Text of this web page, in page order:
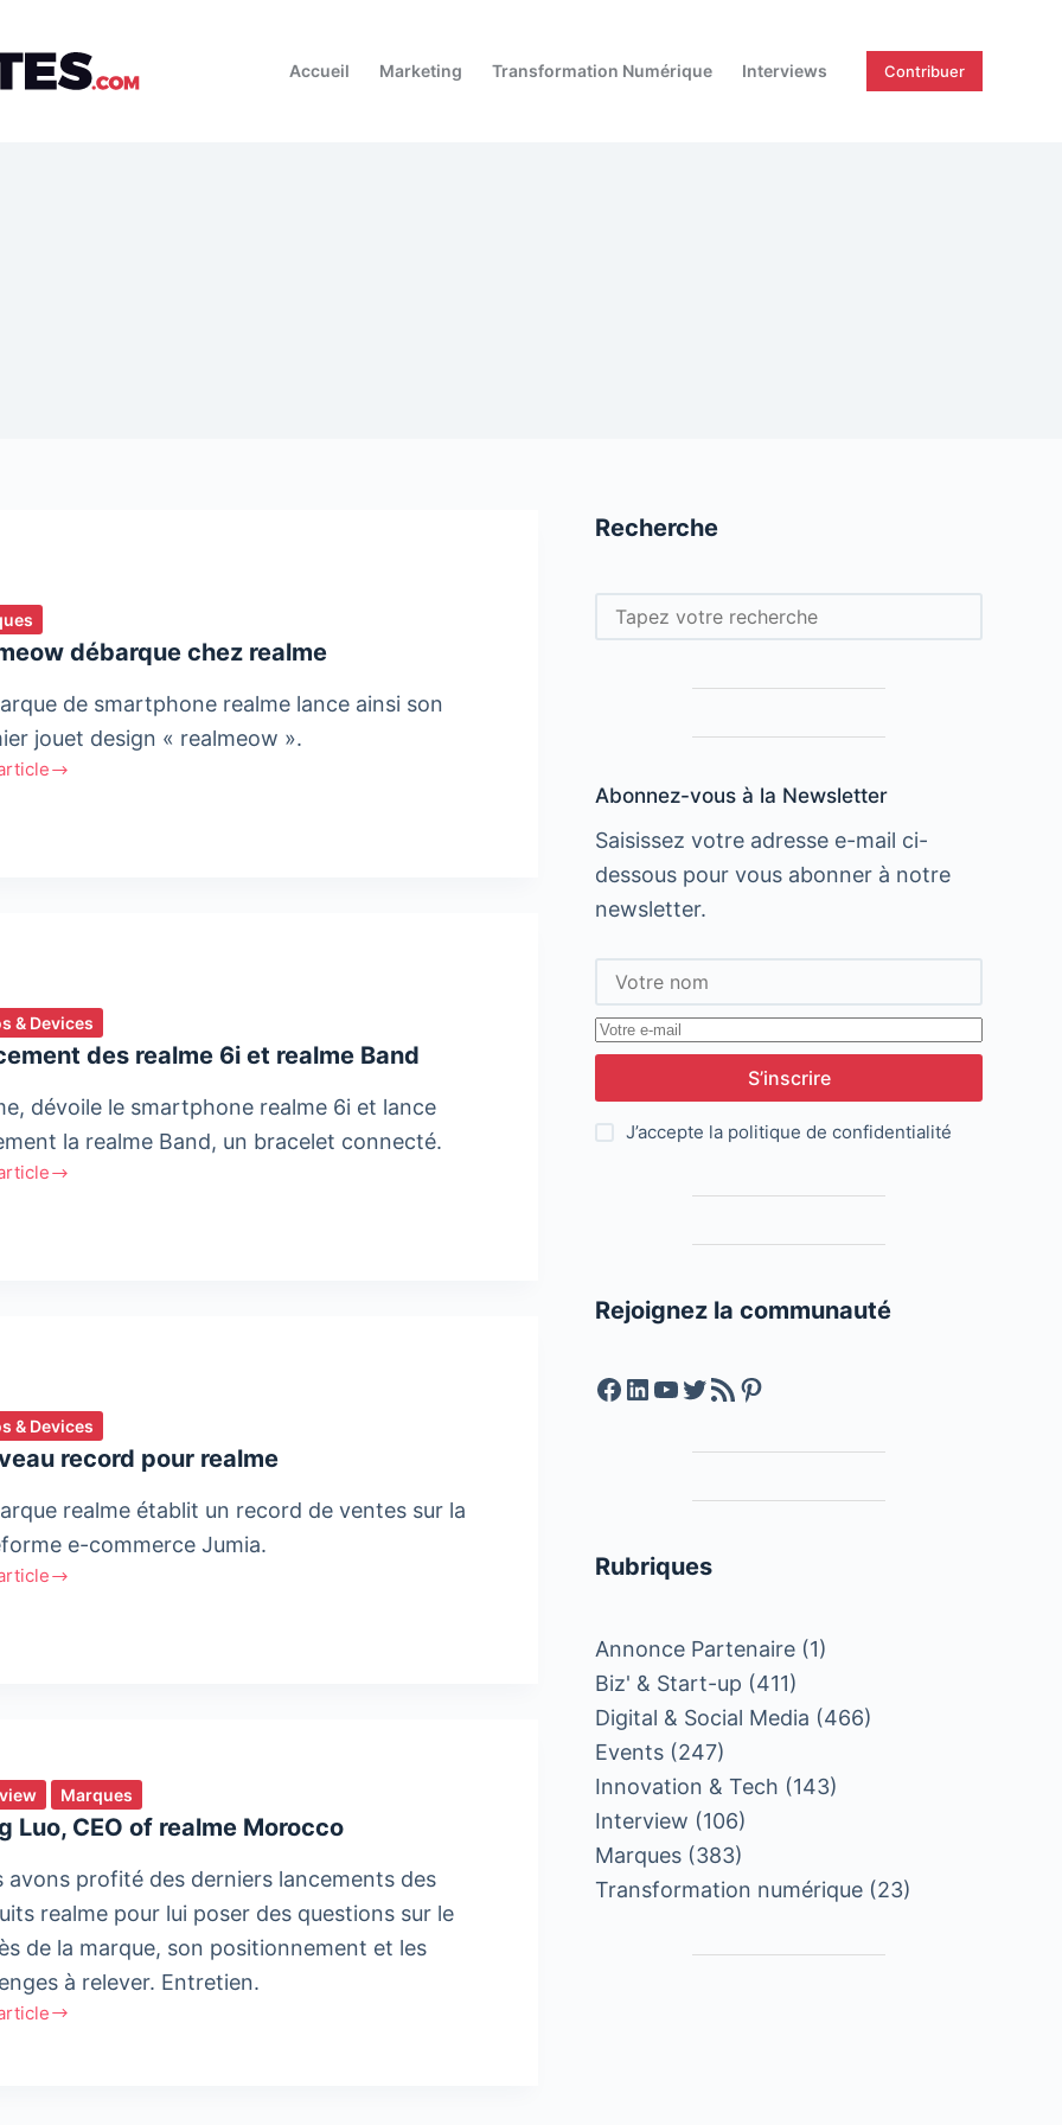
Accueil Marketing Transformation Numérique Interviews Contribuer
débarque chez realme
de smartphone realme lance ainsi son
jouet design « realmeow ».
& Devices
des realme 6i et realme Band
dévoile le smartphone realme 6i et lance
la realme Band, un bracelet connecté.
& Devices
record pour realme
realme établit un record de ventes sur la
e-commerce Jumia.
Marques
Luo, CEO of realme Morocco
avons profité des derniers lancements des
realme pour lui poser des questions sur le
de la marque, son positionnement et les
à relever. Entretien.
Recherche
Rechercher
Abonnez-vous à la Newsletter
Saisissez votre adresse e-mail ci-
dessous pour vous abonner à notre
newsletter.
S’inscrire
J’accepte la politique de confidentialité
Rejoignez la communauté
Facebook
LinkedIn
YouTube
Twitter
Feed RSSPinterest
Rubriques
Annonce Partenaire (1)
Biz' & Start-up (411)
Digital & Social Media (466)
Events (247)
Innovation & Tech (143)
Interview (106)
Marques (383)
Transformation numérique (23)